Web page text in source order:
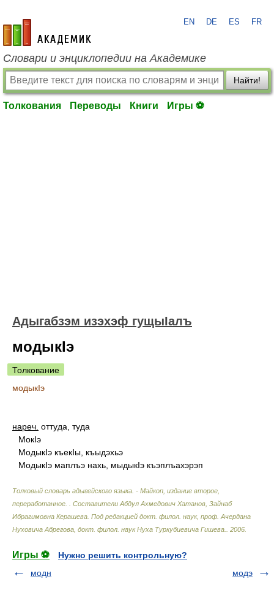
academic.ru
EN DE ES FR
Словари и энциклопедии на Академике
Найти!
Толкования Переводы Книги Игры ⚽
Адыгабзэм изэхэф гущыIалъ
модыкIэ
Толкование
модыкIэ
нареч. оттуда, туда
МокIэ
МодыкIэ къекIы, къыдэхьэ
МодыкIэ маплъэ нахь, мыдыкIэ къэплъахэрэп
Толковый словарь адыгейского языка. - Майкоп, издание второе,
переработанное.
Составители Абдул Ахмедович Хатанов, Зайнаб
Ибрагимовна Керашева. Под редакцией докт. филол. наук, проф. Ачердана
Нуховича Абрегова, докт. филол. наук Нуха Туркубиевича Гишева.
2006
Игры ⚽
Нужно решить контрольную?
модн
модэ